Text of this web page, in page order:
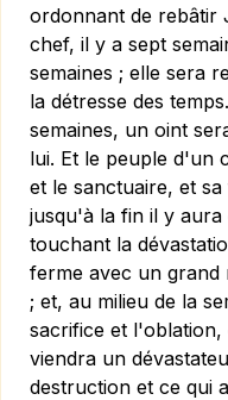
ordonnant de rebâtir
chef, il y a sept
semaines ; elle sera
la détresse des
semaines, un oint
lui. Et le peuple d'un
et le sanctuaire, et
jusqu'à la fin il y
touchant la
ferme avec un grand
; et, au milieu de la
sacrifice et l'oblation,
viendra un
destruction et ce qui